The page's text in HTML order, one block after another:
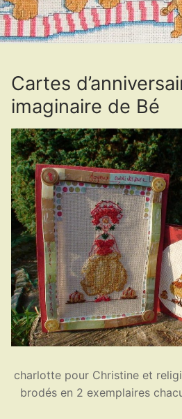
Cartes
imaginaire de Bé
charlotte pour Christine et
brodés en 2 exemplaires